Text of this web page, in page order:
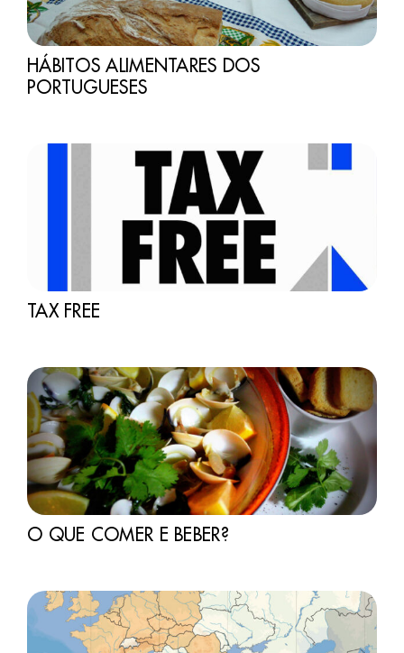
HÁBITOS ALIMENTARES DOS
PORTUGUESES
TAX FREE
O QUE COMER E BEBER?